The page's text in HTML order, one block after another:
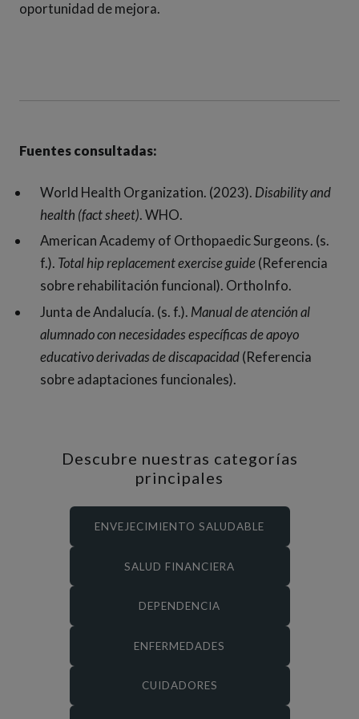
oportunidad de mejora.
Fuentes consultadas:
World Health Organization. (2023). Disability and
health (fact sheet). WHO.
American Academy of Orthopaedic Surgeons. (s.
f.). Total hip replacement exercise guide(Referencia
sobre rehabilitación funcional). OrthoInfo.
Junta de Andalucía. (s. f.). Manual de atención al
alumnado con necesidades específicas de apoyo
educativo derivadas de discapacidad(Referencia
sobre adaptaciones funcionales).
Descubre nuestras categorías
principales
ENVEJECIMIENTO SALUDABLE
SALUD FINANCIERA
DEPENDENCIA
ENFERMEDADES
CUIDADORES